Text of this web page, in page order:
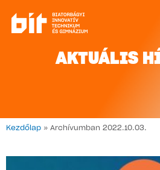
AKTUÁLIS
Kezdőlap » Archívumban 2022.10.03.